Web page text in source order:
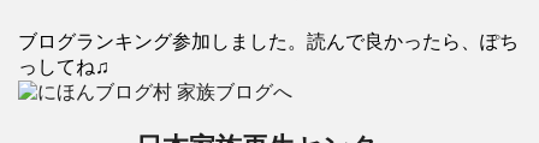
ブログランキング参加しました。読んで良かったら、ぽち
っしてね♫